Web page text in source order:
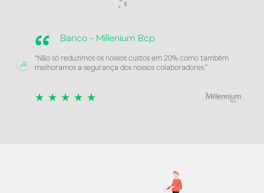
“ Banco - Millenium Bcp
“Não só reduzimos os nossos custos em 20% como também
melhoramos a segurança dos nossos colaboradores.”